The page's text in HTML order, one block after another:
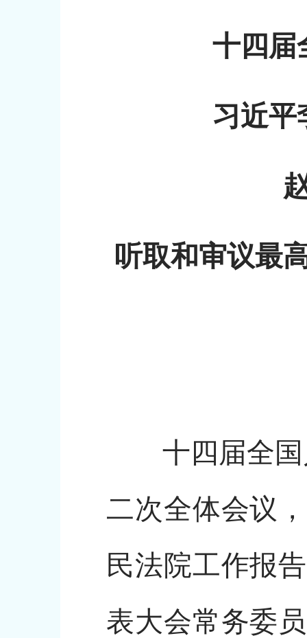
十四届
习近平
听取和审议最
十四届全国
二次全体会议
民法院工作报
表大会常务委